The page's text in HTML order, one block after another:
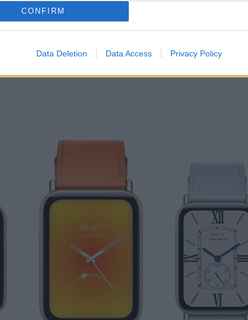
CONFIRM
Data Deletion Data Access Privacy Policy
opaski sportowej producenta. Wizualnie coraz bliżej jej
Nie jest to jednak następca wcześniejszych modeli.
w Europie być może dowiemy się więcej podczas premiery
mierzenia kroków, pulsu i sygnalizowania powiadomień są już